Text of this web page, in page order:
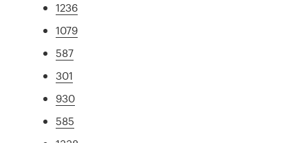
1236
1079
587
301
930
585